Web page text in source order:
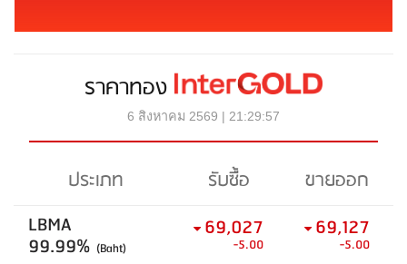
ราคาทอง
6 สิงหาคม 2569 | 21:29:57
ประเภท รับซื้อ
ขายออก
LBMA
99.99% (Baht)
69,027
-5.00
69,127
-5.00